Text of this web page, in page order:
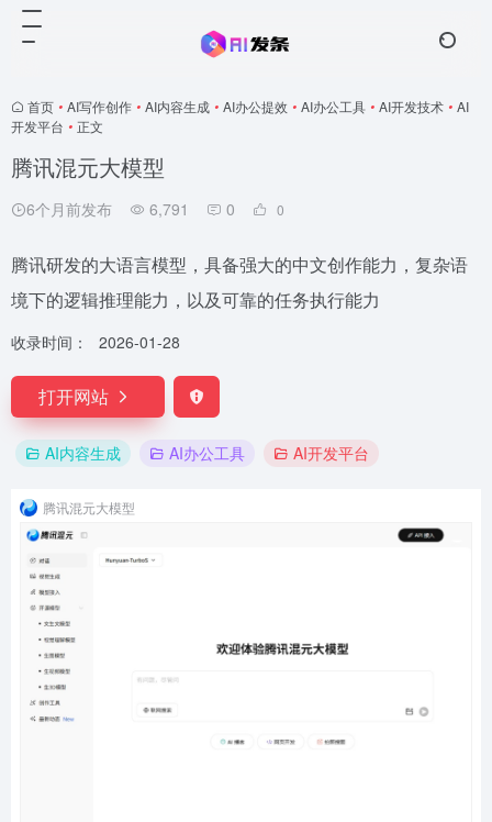
首页 • AI写作创作 • AI内容生成 • AI办公提效 • AI办公工具 • AI开发技术 • AI
开发平台 • 正文
腾讯混元大模型
6个月前发布 6,791 0 0
腾讯研发的大语言模型，具备强大的中文创作能力，复杂语
境下的逻辑推理能力，以及可靠的任务执行能力
收录时间： 2026-01-28
打开网站
AI内容生成 AI办公工具 AI开发平台
腾讯混元大模型